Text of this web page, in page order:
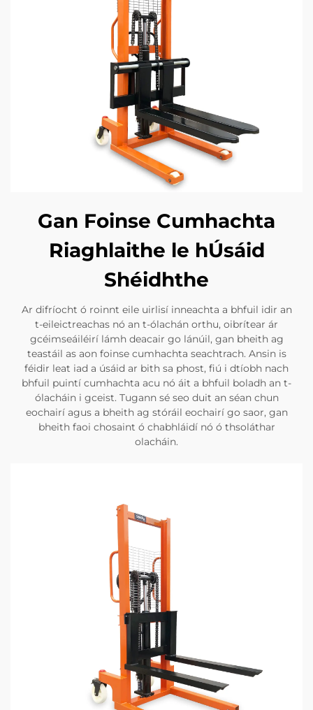
Gan Foinse Cumhachta
Riaghlaithe le hÚsáid
Shéidhthe
Ar difríocht ó roinnt eile uirlisí inneachta a bhfuil idir an
t-eileictreachas nó an t-ólachán orthu, oibrítear ár
gcéimseáiléirí lámh deacair go lánúil, gan bheith ag
teastáil as aon foinse cumhachta seachtrach. Ansin is
féidir leat iad a úsáid ar bith sa phost, fiú i dtíobh nach
bhfuil puintí cumhachta acu nó áit a bhfuil boladh an t-
ólacháin i gceist. Tugann sé seo duit an séan chun
eochairí agus a bheith ag stóráil eochairí go saor, gan
bheith faoi chosaint ó chabhláidí nó ó thsoláthar
olacháin.